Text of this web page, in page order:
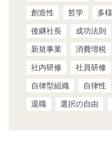
創造性
哲学 多
後継社長
成功法則
新規事業
消費増税
社内研修
社員研修
自律型組織
自律性
退職
選択の自由